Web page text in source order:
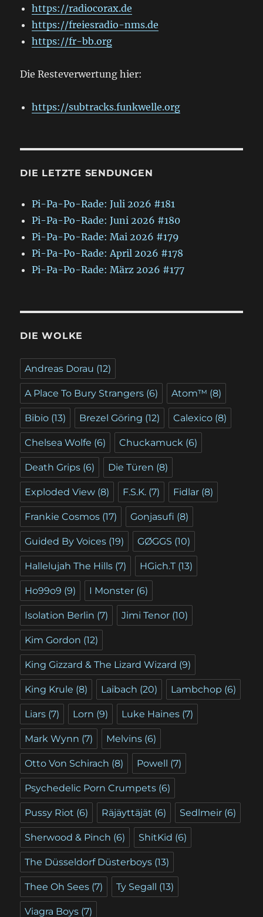
https://radiocorax.de
https://freiesradio-nms.de
https://fr-bb.org
Die Resteverwertung hier:
https://subtracks.funkwelle.org
DIE LETZTE SENDUNGEN
Pi-Pa-Po-Rade: Juli 2026 #181
Pi-Pa-Po-Rade: Juni 2026 #180
Pi-Pa-Po-Rade: Mai 2026 #179
Pi-Pa-Po-Rade: April 2026 #178
Pi-Pa-Po-Rade: März 2026 #177
DIE WOLKE
Andreas Dorau (12)
A Place To Bury Strangers (6) Atom™ (8)
Bibio (13) Brezel Göring (12) Calexico (8)
Chelsea Wolfe (6) Chuckamuck (6)
Death Grips (6) Die Türen (8)
Exploded View (8) F.S.K. (7) Fidlar (8)
Frankie Cosmos (17) Gonjasufi (8)
Guided By Voices (19) GØGGS (10)
Hallelujah The Hills (7) HGich.T (13)
Ho99o9 (9) I Monster (6)
Isolation Berlin (7) Jimi Tenor (10)
Kim Gordon (12)
King Gizzard & The Lizard Wizard (9)
King Krule (8) Laibach (20) Lambchop (6)
Liars (7) Lorn (9) Luke Haines (7)
Mark Wynn (7) Melvins (6)
Otto Von Schirach (8) Powell (7)
Psychedelic Porn Crumpets (6)
Pussy Riot (6) Räjäyttäjät (6) Sedlmeir (6)
Sherwood & Pinch (6) ShitKid (6)
The Düsseldorf Düsterboys (13)
Thee Oh Sees (7) Ty Segall (13)
Viagra Boys (7)